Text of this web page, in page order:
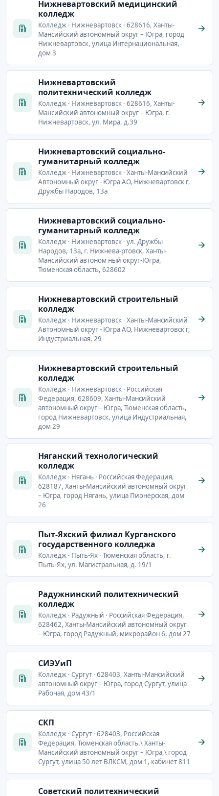
Нижневартовский медицинский
колледж
Колледж · Нижневартовск · 628616, Ханты-
Мансийский автономный округ – Югра, город
Нижневартовск, улица Интернациональная,
дом 3
Нижневартовский
политехнический колледж
Колледж · Нижневартовск · 628616, Ханты-
Мансийский автономный округ – Югра, г.
Нижневартовск, ул. Мира, д.39
Нижневартовский социально-
гуманитарный колледж
Колледж · Нижневартовск · Ханты-Мансийский
Автономный округ - Югра АО, Нижневартовск г,
Дружбы Народов, 13а
Нижневартовский социально-
гуманитарный колледж
Колледж · Нижневартовск · ул. Дружбы
Народов, 13а, г. Нижнева-ртовск, Ханты-
Мансийский автоном ный округ-Югра,
Тюменская область, 628602
Нижневартовский строительный
колледж
Колледж · Нижневартовск · Ханты-Мансийский
Автономный округ - Югра АО, Нижневартовск г,
Индустриальная, 29
Нижневартовский строительный
колледж
Колледж · Нижневартовск · Российская
Федерация, 628609, Ханты-Мансийский
автономный округ – Югра, Тюменская область,
город Нижневартовск, улица Индустриальная,
дом 29
Няганский технологический
колледж
Колледж · Нягань · Российская Федерация,
628187, Ханты-Мансийский автономный округ
– Югра, город Нягань, улица Пионерская, дом
26
Пыт-Яхский филиал Курганского
государственного колледжа
Колледж · Пыть-Ях · Тюменская область, г.
Пыть-Ях, ул. Магистральная, д. 19/1
Радужнинский политехнический
колледж
Колледж · Радужный · Российская Федерация,
628462, Ханты-Мансийский автономный округ
– Югра, город Радужный, микрорайон 6, дом 27
СИЭУиП
Колледж · Сургут · 628403, Ханты-Мансийский
автономный округ – Югра, город Сургут, улица
Рабочая, дом 43/1
СКП
Колледж · Сургут · 628403, Российская
Федерация, Тюменская область,\ Ханты-
Мансийский автономный округ – Югра,\ город
Сургут, улица 50 лет ВЛКСМ, дом 1, кабинет 811
Советский политехнический